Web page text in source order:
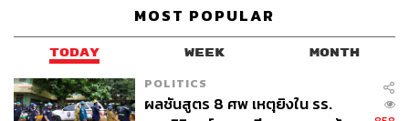
MOST POPULAR
TODAY WEEK MONTH
POLITICS
ผลชันสูตร 8 ศพ เหตุยิงใน รร.